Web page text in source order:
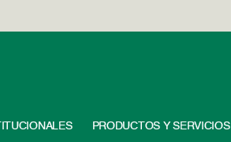
PRODUCTOS Y SERVICIOS